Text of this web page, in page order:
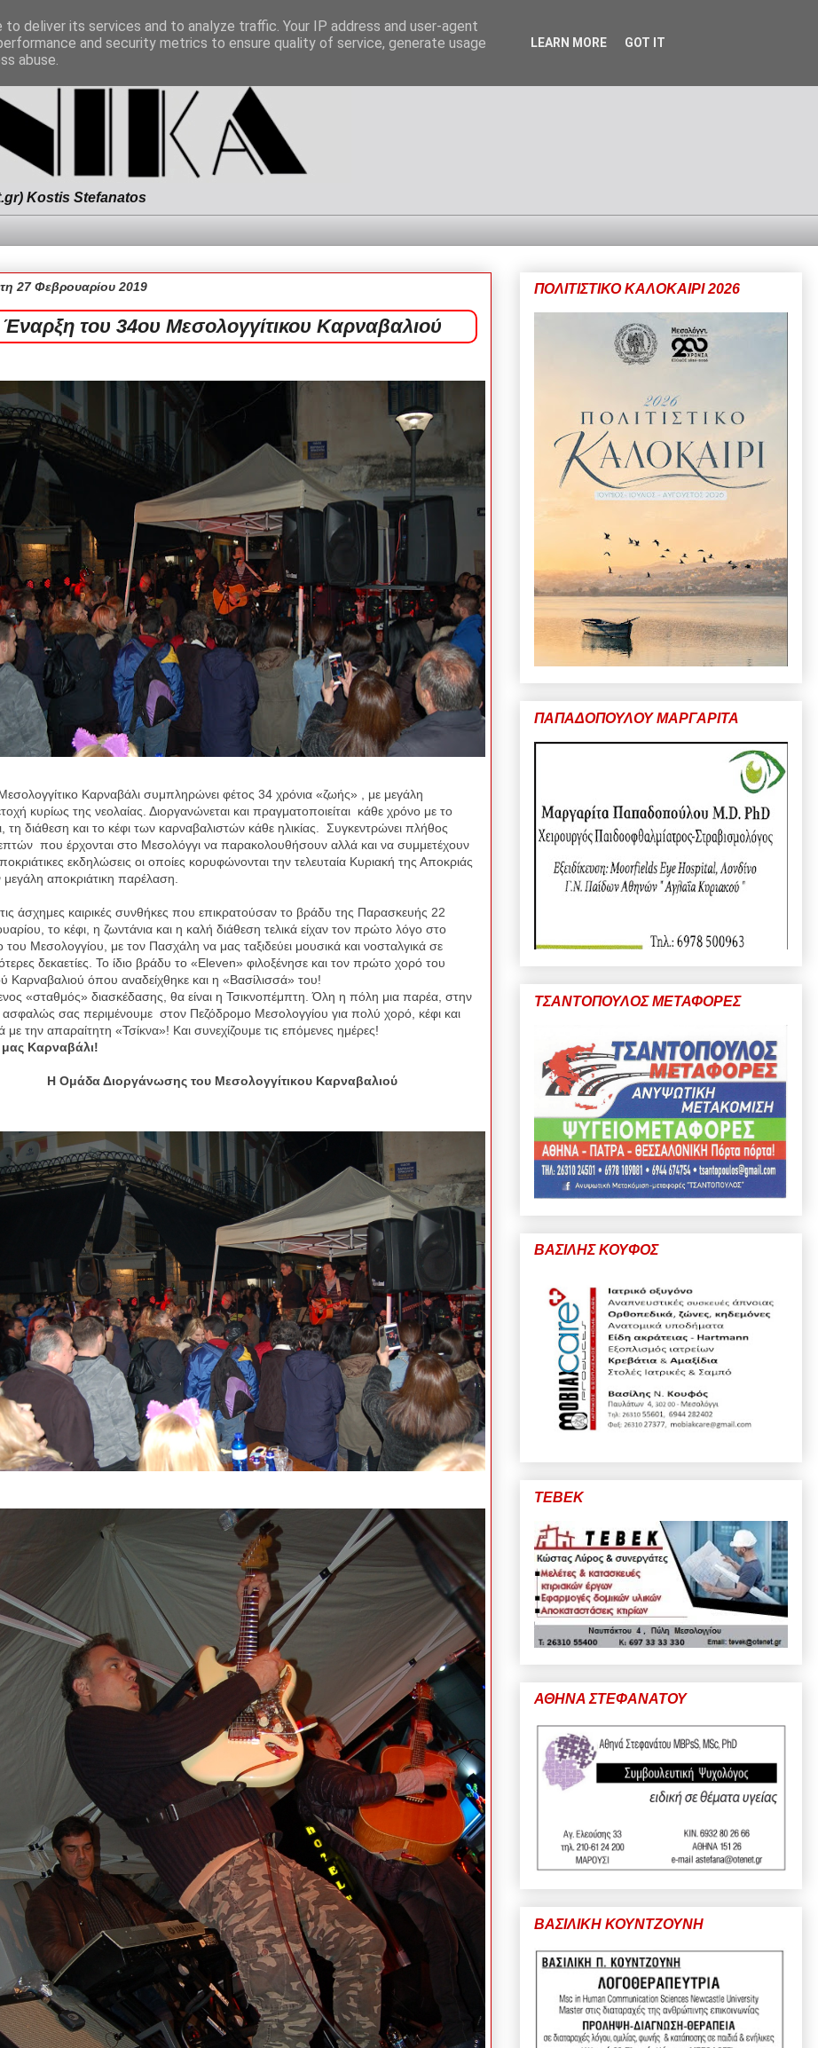
Kostis Stefanatos
27 Φεβρουαρίου 2019
Έναρξη του 34ου Μεσολογγίτικου Καρναβαλιού
Καρναβάλι συμπληρώνει φέτος 34 χρόνια «ζωής» , με μεγάλη
κυρίως της νεολαίας. Διοργανώνεται και πραγματοποιείται κάθε χρόνο με το
τη διάθεση και το κέφι των καρναβαλιστών κάθε ηλικίας.
Συγκεντρώνει πλήθος
που έρχονται στο Μεσολόγγι να παρακολουθήσουν αλλά και να συμμετέχουν
εκδηλώσεις οι οποίες κορυφώνονται την τελευταία Κυριακή της Αποκριάς
μεγάλη αποκριάτικη παρέλαση.
άσχημες καιρικές συνθήκες που επικρατούσαν το βράδυ της Παρασκευής 22
το κέφι, η ζωντάνια και η καλή διάθεση τελικά είχαν τον πρώτο λόγο στο
του Μεσολογγίου, με τον Πασχάλη να μας ταξιδεύει μουσικά και νοσταλγικά σε
δεκαετίες. Το ίδιο βράδυ το «Eleven» φιλοξένησε και τον πρώτο χορό του
Καρναβαλιού όπου αναδείχθηκε και η «Βασίλισσά» του!
«σταθμός» διασκέδασης, θα είναι η Τσικνοπέμπτη. Όλη η πόλη μια παρέα, στην
ασφαλώς σας περιμένουμε στον Πεζόδρομο Μεσολογγίου για πολύ χορό, κέφι και
με την απαραίτητη «Τσίκνα»! Και συνεχίζουμε τις επόμενες ημέρες!
Καρναβάλι!
Η Ομάδα Διοργάνωσης του Μεσολογγίτικου Καρναβαλιού
ΠΟΛΙΤΙΣΤΙΚΟ ΚΑΛΟΚΑΙΡΙ 2026
ΠΑΠΑΔΟΠΟΥΛΟΥ ΜΑΡΓΑΡΙΤΑ
ΤΣΑΝΤΟΠΟΥΛΟΣ ΜΕΤΑΦΟΡΕΣ
ΒΑΣΙΛΗΣ ΚΟΥΦΟΣ
ΤΕΒΕΚ
ΑΘΗΝΑ ΣΤΕΦΑΝΑΤΟΥ
ΒΑΣΙΛΙΚΗ ΚΟΥΝΤΖΟΥΝΗ
deliver its services and to analyze traffic. Your IP address and user-agent
and security metrics to ensure quality of service, generate usage
abuse.
LEARN MORE GOT IT